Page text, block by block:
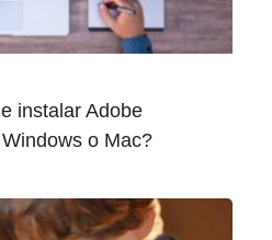
instalar Adobe
o Mac?